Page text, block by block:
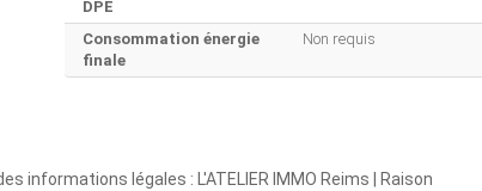
DPE
Consommation énergie
finale
Non requis
informations légales : L'ATELIER IMMO Reims | Raison